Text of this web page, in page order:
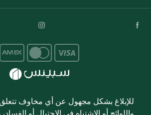
للإبلاغ بشكل مجهول عن أي مخاوف تتعلق
واللوائح أو الاشتباه في الاحتيال أو